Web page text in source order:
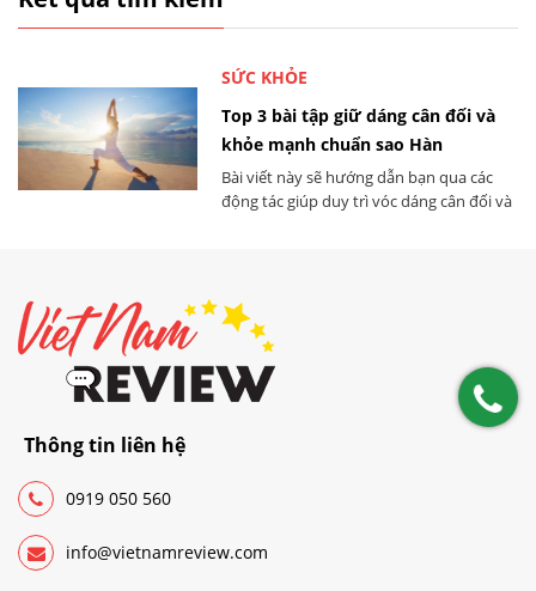
SỨC KHỎE
Top 3 bài tập giữ dáng cân đối và
khỏe mạnh chuẩn sao Hàn
Bài viết này sẽ hướng dẫn bạn qua các
động tác giúp duy trì vóc dáng cân đối và
biệt trong cơ thể và tinh thần mình.
Thông tin liên hệ
0919 050 560
info@vietnamreview.com